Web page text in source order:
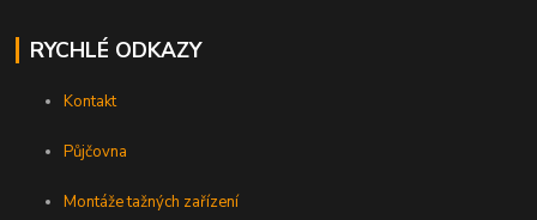
RYCHLÉ ODKAZY
Kontakt
Půjčovna
Montáže tažných zařízení